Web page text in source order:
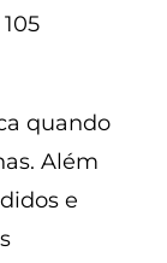
quando
Além
e